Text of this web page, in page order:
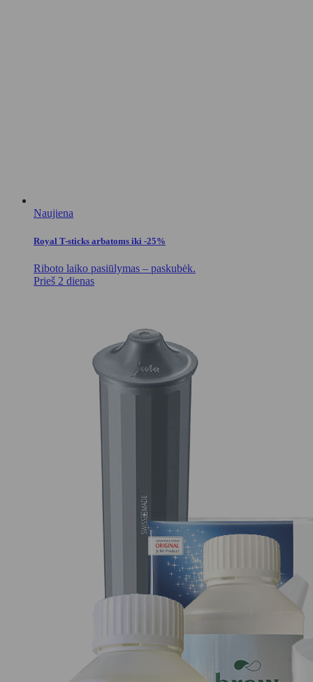
Naujiena
Royal T-sticks arbatoms iki -25%
Riboto laiko pasiūlymas – paskubėk.
Prieš 2 dienas